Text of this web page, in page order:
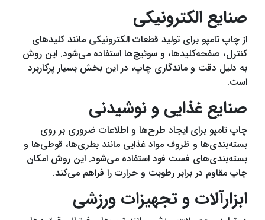
صنایع الکترونیکی
از چاپ تامپو برای تولید قطعات الکترونیکی مانند کلیدهای
کنترل، صفحه‌کلیدها، و سوئیچ‌ها استفاده می‌شود. این روش
به دلیل دقت و ماندگاری چاپ، در این بخش بسیار پرکاربرد
است.
صنایع غذایی و نوشیدنی
چاپ تامپو برای ایجاد طرح‌ها و اطلاعات ضروری بر روی
بسته‌بندی‌ها و ظروف مواد غذایی مانند بطری‌ها، قوطی‌ها و
بسته‌بندی‌های فست فود استفاده می‌شود. این روش امکان
چاپ مقاوم در برابر رطوبت و حرارت را فراهم می‌کند.
ابزارآلات و تجهیزات ورزشی